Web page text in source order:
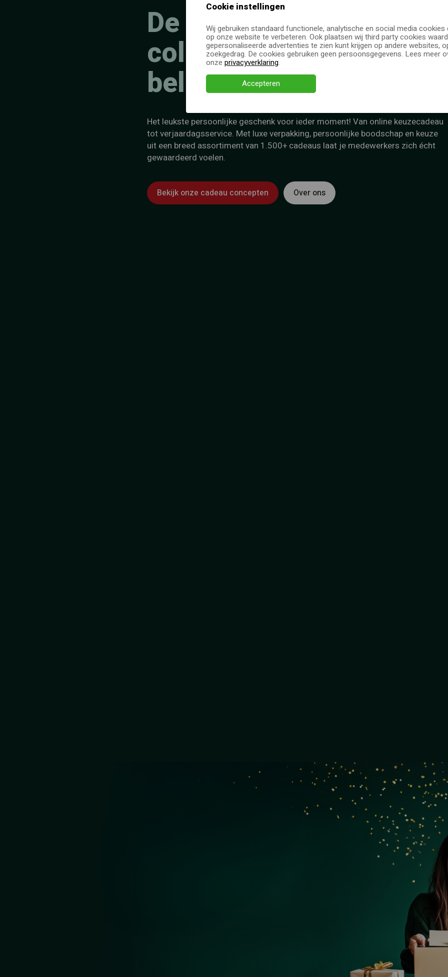
De leukste manier om
collega's te bedanken
belonen.
Het leukste persoonlijke geschenk voor ieder moment! Van online keuzecadeau
tot verjaardagsservice. Met luxe verpakking, persoonlijke boodschap en keuze
uit een breed assortiment van 1.500+ cadeaus laat je medewerkers zich écht
gewaardeerd voelen.
Bekijk onze cadeau concepten Over ons
Cookie instellingen
Wij gebruiken standaard functionele, analytische en social media cookies
op onze website te verbeteren. Ook plaatsen wij third party cookies
gepersonaliseerde advertenties te zien kunt krijgen op andere websites,
zoekgedrag. De cookies gebruiken geen persoonsgegevens. Lees meer
onze privacyverklaring.
Accepteren